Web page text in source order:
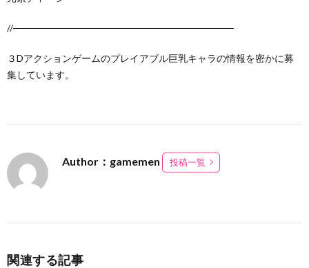
//────────────────────────────────
３Dアクションゲームのプレイアブル巨乳キャラの情報を密かに募
集しています。
Author：gamemen 投稿一覧
関連する記事